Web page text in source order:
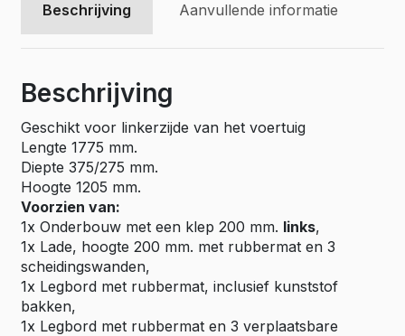
Beschrijving Aanvullende informatie
Beschrijving
Geschikt voor linkerzijde van het voertuig
Lengte 1775 mm.
Diepte 375/275 mm.
Hoogte 1205 mm.
Voorzien van:
1x Onderbouw met een klep 200 mm. links,
1x Lade, hoogte 200 mm. met rubbermat en 3
scheidingswanden,
1x Legbord met rubbermat, inclusief kunststof
bakken,
1x Legbord met rubbermat en 3 verplaatsbare